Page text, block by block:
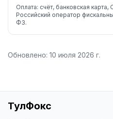
Оплата: счёт, банковская
Российский оператор
ФЗ.
Обновлено: 10 июля 2026 г.
ТулФокс